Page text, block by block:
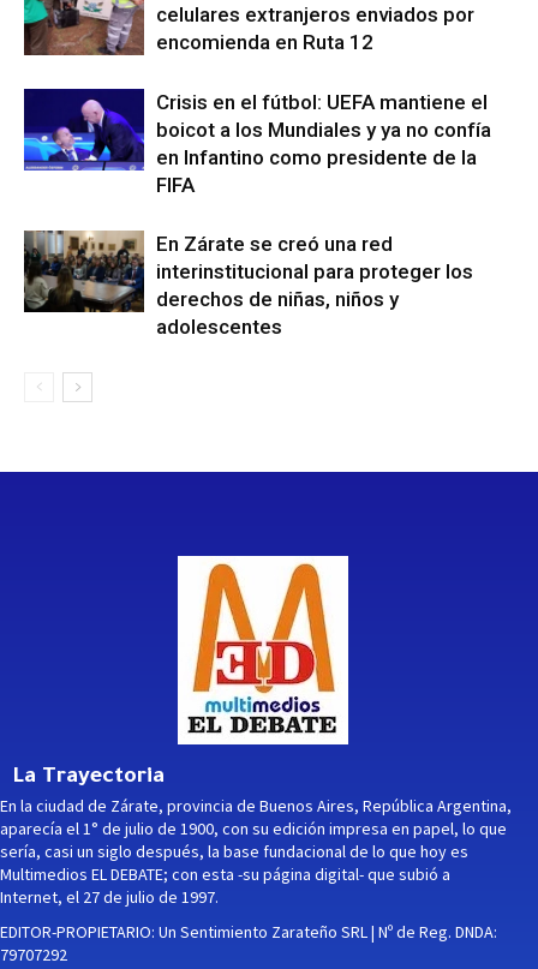
celulares extranjeros enviados por
encomienda en Ruta 12
Crisis en el fútbol: UEFA mantiene el
boicot a los Mundiales y ya no confía
en Infantino como presidente de la
FIFA
En Zárate se creó una red
interinstitucional para proteger los
derechos de niñas, niños y
adolescentes
La Trayectoria
En la ciudad de Zárate, provincia de Buenos Aires, República Argentina,
aparecía el 1° de julio de 1900, con su edición impresa en papel, lo que
sería, casi un siglo después, la base fundacional de lo que hoy es
Multimedios EL DEBATE; con esta -su página digital- que subió a
Internet, el 27 de julio de 1997.
EDITOR-PROPIETARIO: Un Sentimiento Zarateño SRL | Nº de Reg. DNDA:
79707292